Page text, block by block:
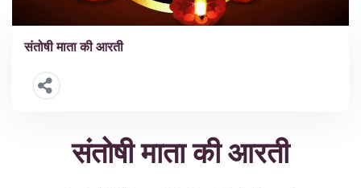
संतोषी माता की आरती
संतोषी माता की आरती